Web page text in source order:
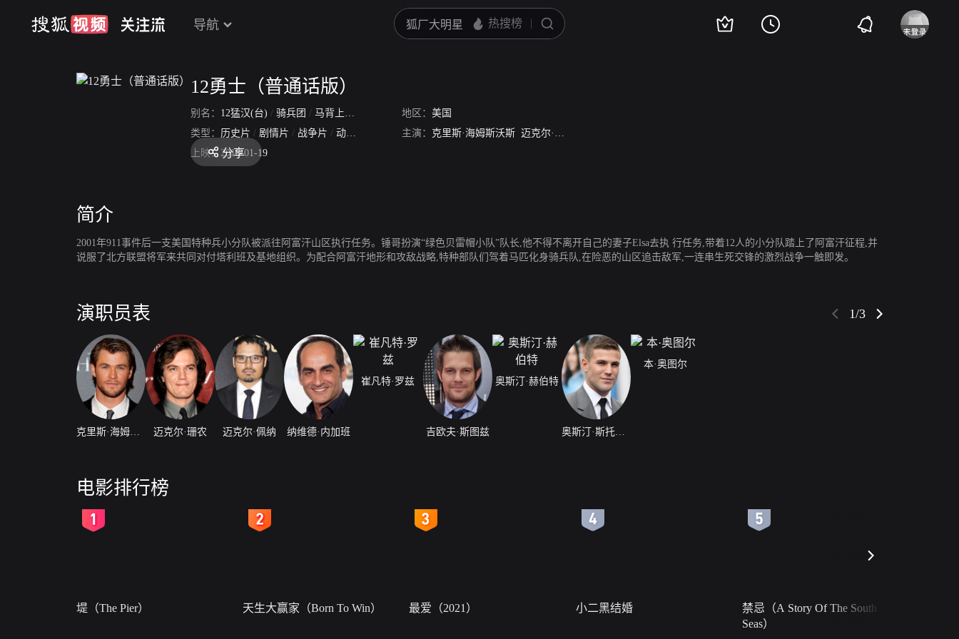
导航
12勇士（普通话版）
别名： 12猛汉(台) / 骑兵团 / 马背上的战士 Horse Soldiers
地区： 美国
类型： 历史片 / 剧情片 / 战争片 / 动作片 主演： 克里斯·海姆斯沃斯 迈克尔·珊农
上映： 2018-01-19
分享
简介
2001年911事件后一支美国特种兵小分队被派往阿富汗山区执行任务。锤哥扮演“绿色贝雷帽小队”队长,他不得不离开自己的妻子Elsa去执 行任务,带着12人的小分队踏上了阿富汗征程,并
说服了北方联盟将军来共同对付塔利班及基地组织。为配合阿富汗地形和攻敌战略,特种部队们驾着马匹化身骑兵队,在险恶的山区追击敌军,一连串生死交锋的激烈战争一触即发。
演职员表 1/3
迈克尔·珊农 迈克尔·佩纳 纳维德·内加班
崔凡特·罗兹
吉欧夫·斯图兹
奥斯汀·赫伯特
奥斯汀·斯托维尔
本·奥图尔
电影排行榜
堤（The Pier） 天生大赢家（Born To Win） 最爱（2021） 小二黑结婚
禁忌（A Story Of The South
Seas）